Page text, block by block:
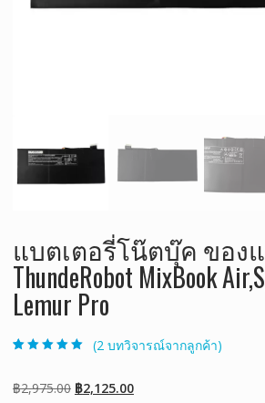
แบตเตอรี่โน๊ตบุ๊ค ของ
ThundeRobot MixBook
Lemur Pro
เต็มบนการให้
คะแนนของ
(2 บทวิจารณ์จากลูกค้า)
฿2,975.00 Original
฿2,125.00Current